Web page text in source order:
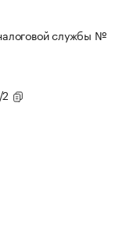
службы №